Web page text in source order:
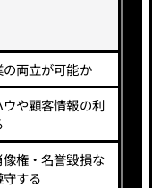
の両立が可能か
ウや顧客情報の利
像権・名誉毀損な
する